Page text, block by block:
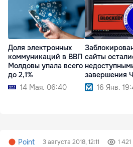
Доля электронных
коммуникаций в ВВП
Молдовы упала всего
до 2,1%
14 Мая. 06:40
сайты
завершения
16 Янв.
Point 3 августа 2018, 12:11 1 421